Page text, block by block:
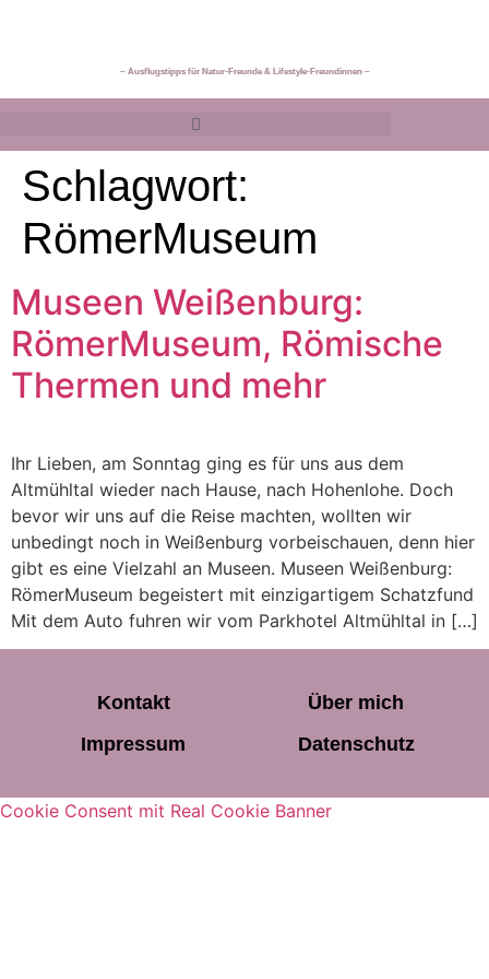
~ Ausflugstipps für Natur-Freunde & Lifestyle-Freundinnen ~
Schlagwort:
RömerMuseum
Museen Weißenburg:
RömerMuseum, Römische
Thermen und mehr
Ihr Lieben, am Sonntag ging es für uns aus dem
Altmühltal wieder nach Hause, nach Hohenlohe. Doch
bevor wir uns auf die Reise machten, wollten wir
unbedingt noch in Weißenburg vorbeischauen, denn hier
gibt es eine Vielzahl an Museen. Museen Weißenburg:
RömerMuseum begeistert mit einzigartigem Schatzfund
Mit dem Auto fuhren wir vom Parkhotel Altmühltal in […]
Kontakt
Über mich
Impressum
Datenschutz
Cookie Consent mit Real Cookie Banner